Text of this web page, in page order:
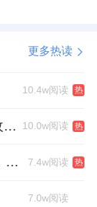
更多热读
10.4w阅读 热
恒隆集团委任56岁蔡德粦为行政总裁、年薪2052万港元，曾任星巴克中国CEO 10.0w阅读 热
中交房地产2026半年度营销会，绿城祝军现身了 7.4w阅读 热
7.0w阅读